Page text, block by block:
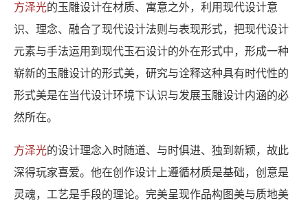
方泽光的玉雕设计在材质、寓意之外，利用现代设计意
识、理念、融合了现代设计法则与表现形式，把现代设计
元素与手法运用到现代玉石设计的外在形式中，形成一种
崭新的玉雕设计的形式美，研究与诠释这种具有时代性的
形式美是在当代设计环境下认识与发展玉雕设计内涵的必
然所在。
方泽光的设计理念入时随道、与时俱进、独到新颖，故此
深得玩家喜爱。他在创作设计上遵循材质是基础，创意是
灵魂，工艺是手段的理论。完美呈现作品构图美与质地美